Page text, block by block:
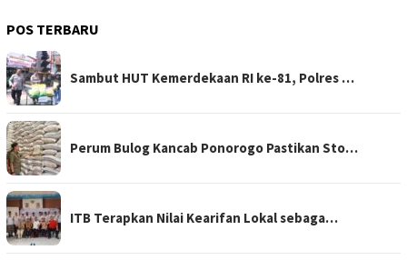
POS TERBARU
Sambut HUT Kemerdekaan RI ke-81, Polres …
Perum Bulog Kancab Ponorogo Pastikan Sto…
ITB Terapkan Nilai Kearifan Lokal sebaga…